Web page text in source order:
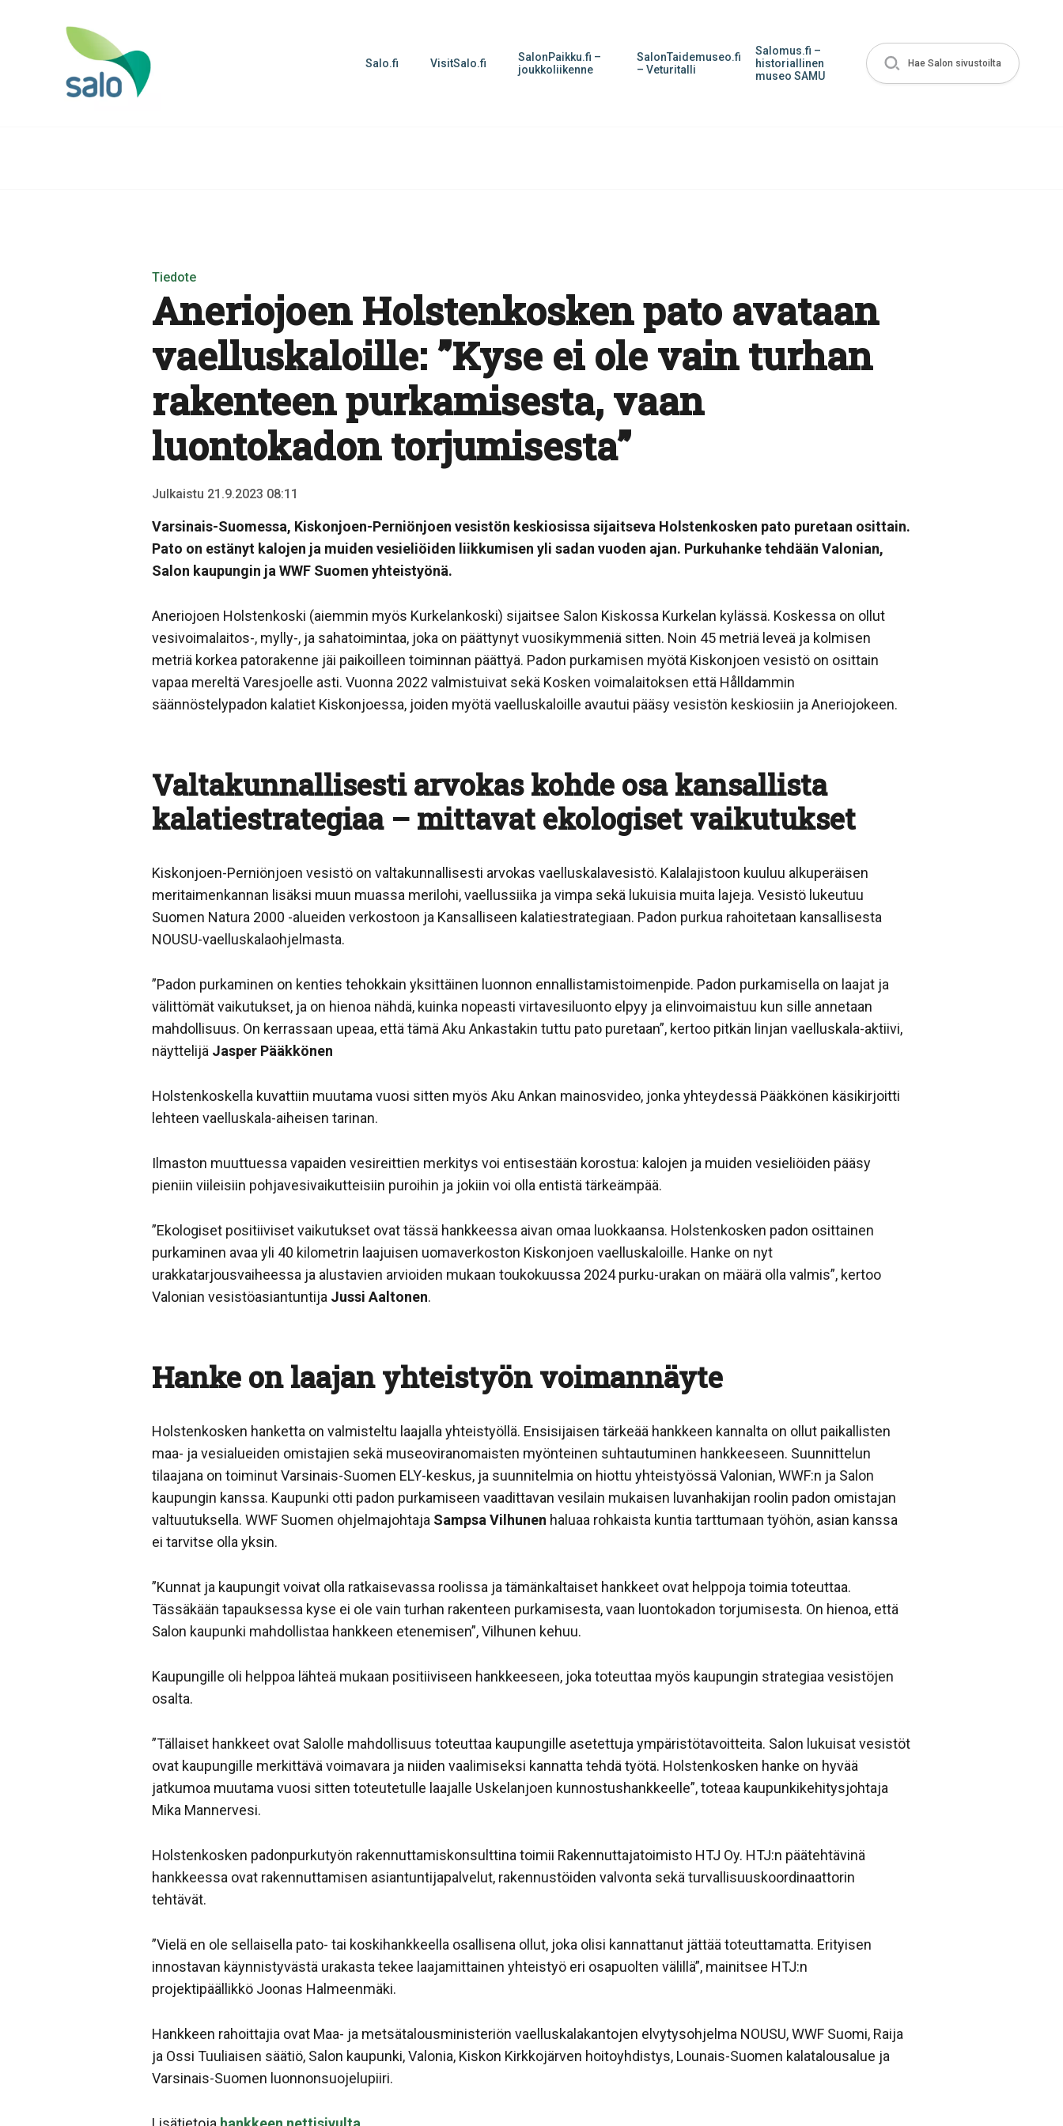
Salo.fi VisitSalo.fi
SalonPaikku.fi –
joukkoliikenne
SalonTaidemuseo.fi
– Veturitalli
Salomus.fi –
historiallinen
museo SAMU
Hae Salon sivustoilta
Tiedote
Aneriojoen Holstenkosken pato avataan
vaelluskaloille: ”Kyse ei ole vain turhan
rakenteen purkamisesta, vaan
luontokadon torjumisesta”
Julkaistu 21.9.2023 08:11
Varsinais-Suomessa, Kiskonjoen-Perniönjoen vesistön keskiosissa sijaitseva Holstenkosken pato puretaan osittain.
Pato on estänyt kalojen ja muiden vesieliöiden liikkumisen yli sadan vuoden ajan. Purkuhanke tehdään Valonian,
Salon kaupungin ja WWF Suomen yhteistyönä.
Aneriojoen Holstenkoski (aiemmin myös Kurkelankoski) sijaitsee Salon Kiskossa Kurkelan kylässä. Koskessa on ollut
vesivoimalaitos-, mylly-, ja sahatoimintaa, joka on päättynyt vuosikymmeniä sitten. Noin 45 metriä leveä ja kolmisen
metriä korkea patorakenne jäi paikoilleen toiminnan päättyä. Padon purkamisen myötä Kiskonjoen vesistö on osittain
vapaa mereltä Varesjoelle asti. Vuonna 2022 valmistuivat sekä Kosken voimalaitoksen että Hålldammin
säännöstelypadon kalatiet Kiskonjoessa, joiden myötä vaelluskaloille avautui pääsy vesistön keskiosiin ja Aneriojokeen.
Valtakunnallisesti arvokas kohde osa kansallista
kalatiestrategiaa – mittavat ekologiset vaikutukset
Kiskonjoen-Perniönjoen vesistö on valtakunnallisesti arvokas vaelluskalavesistö. Kalalajistoon kuuluu alkuperäisen
meritaimenkannan lisäksi muun muassa merilohi, vaellussiika ja vimpa sekä lukuisia muita lajeja. Vesistö lukeutuu
Suomen Natura 2000 -alueiden verkostoon ja Kansalliseen kalatiestrategiaan. Padon purkua rahoitetaan kansallisesta
NOUSU-vaelluskalaohjelmasta.
”Padon purkaminen on kenties tehokkain yksittäinen luonnon ennallistamistoimenpide. Padon purkamisella on laajat ja
välittömät vaikutukset, ja on hienoa nähdä, kuinka nopeasti virtavesiluonto elpyy ja elinvoimaistuu kun sille annetaan
mahdollisuus. On kerrassaan upeaa, että tämä Aku Ankastakin tuttu pato puretaan”, kertoo pitkän linjan vaelluskala-aktiivi,
näyttelijä Jasper Pääkkönen
Holstenkoskella kuvattiin muutama vuosi sitten myös Aku Ankan mainosvideo, jonka yhteydessä Pääkkönen käsikirjoitti
lehteen vaelluskala-aiheisen tarinan.
Ilmaston muuttuessa vapaiden vesireittien merkitys voi entisestään korostua: kalojen ja muiden vesieliöiden pääsy
pieniin viileisiin pohjavesivaikutteisiin puroihin ja jokiin voi olla entistä tärkeämpää.
”Ekologiset positiiviset vaikutukset ovat tässä hankkeessa aivan omaa luokkaansa. Holstenkosken padon osittainen
purkaminen avaa yli 40 kilometrin laajuisen uomaverkoston Kiskonjoen vaelluskaloille. Hanke on nyt
urakkatarjousvaiheessa ja alustavien arvioiden mukaan toukokuussa 2024 purku-urakan on määrä olla valmis”, kertoo
Valonian vesistöasiantuntija Jussi Aaltonen.
Hanke on laajan yhteistyön voimannäyte
Holstenkosken hanketta on valmisteltu laajalla yhteistyöllä. Ensisijaisen tärkeää hankkeen kannalta on ollut paikallisten
maa- ja vesialueiden omistajien sekä museoviranomaisten myönteinen suhtautuminen hankkeeseen. Suunnittelun
tilaajana on toiminut Varsinais-Suomen ELY-keskus, ja suunnitelmia on hiottu yhteistyössä Valonian, WWF:n ja Salon
kaupungin kanssa. Kaupunki otti padon purkamiseen vaadittavan vesilain mukaisen luvanhakijan roolin padon omistajan
valtuutuksella. WWF Suomen ohjelmajohtaja Sampsa Vilhunen haluaa rohkaista kuntia tarttumaan työhön, asian kanssa
ei tarvitse olla yksin.
”Kunnat ja kaupungit voivat olla ratkaisevassa roolissa ja tämänkaltaiset hankkeet ovat helppoja toimia toteuttaa.
Tässäkään tapauksessa kyse ei ole vain turhan rakenteen purkamisesta, vaan luontokadon torjumisesta. On hienoa, että
Salon kaupunki mahdollistaa hankkeen etenemisen”, Vilhunen kehuu.
Kaupungille oli helppoa lähteä mukaan positiiviseen hankkeeseen, joka toteuttaa myös kaupungin strategiaa vesistöjen
osalta.
”Tällaiset hankkeet ovat Salolle mahdollisuus toteuttaa kaupungille asetettuja ympäristötavoitteita. Salon lukuisat vesistöt
ovat kaupungille merkittävä voimavara ja niiden vaalimiseksi kannatta tehdä työtä. Holstenkosken hanke on hyvää
jatkumoa muutama vuosi sitten toteutetulle laajalle Uskelanjoen kunnostushankkeelle”, toteaa kaupunkikehitysjohtaja
Mika Mannervesi.
Holstenkosken padonpurkutyön rakennuttamiskonsulttina toimii Rakennuttajatoimisto HTJ Oy. HTJ:n päätehtävinä
hankkeessa ovat rakennuttamisen asiantuntijapalvelut, rakennustöiden valvonta sekä turvallisuuskoordinaattorin
tehtävät.
”Vielä en ole sellaisella pato- tai koskihankkeella osallisena ollut, joka olisi kannattanut jättää toteuttamatta. Erityisen
innostavan käynnistyvästä urakasta tekee laajamittainen yhteistyö eri osapuolten välillä”, mainitsee HTJ:n
projektipäällikkö Joonas Halmeenmäki.
Hankkeen rahoittajia ovat Maa- ja metsätalousministeriön vaelluskalakantojen elvytysohjelma NOUSU, WWF Suomi, Raija
ja Ossi Tuuliaisen säätiö, Salon kaupunki, Valonia, Kiskon Kirkkojärven hoitoyhdistys, Lounais-Suomen kalatalousalue ja
Varsinais-Suomen luonnonsuojelupiiri.